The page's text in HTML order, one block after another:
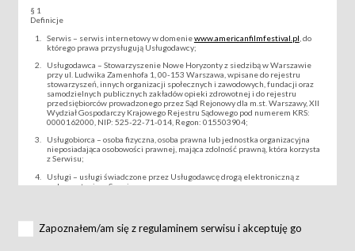
§ 1
Definicje
Serwis – serwis internetowy w domeniewww.americanfilmfestival.pl , do
którego prawa przysługują Usługodawcy;
Usługodawca – Stowarzyszenie Nowe Horyzonty z siedzibą w Warszawie
przy ul. Ludwika Zamenhofa 1, 00-153 Warszawa, wpisane do rejestru
stowarzyszeń, innych organizacji społecznych i zawodowych, fundacji oraz
samodzielnych publicznych zakładów opieki zdrowotnej i do rejestru
przedsiębiorców prowadzonego przez Sąd Rejonowy dla m.st. Warszawy, XII
Wydział Gospodarczy Krajowego Rejestru Sądowego pod numerem KRS:
0000162000, NIP: 525-22-71-014, Regon: 015503904;
Usługobiorca – osoba fizyczna, osoba prawna lub jednostka organizacyjna
nieposiadająca osobowości prawnej, mająca zdolność prawną, która korzysta
z Serwisu;
Usługi – usługi świadczone przez Usługodawcę drogą elektroniczną z
wykorzystaniem Serwisu;
za pośrednictwem Serwisu;
Zapoznałem/am się z regulaminem serwisu i akceptuję go